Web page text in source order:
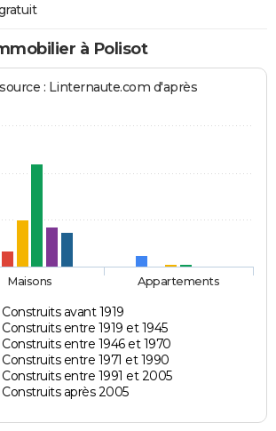
à Polisot
: Linternaute.com d'après
Construits avant 1919
Construits entre 1919 et 1945
Construits entre 1946 et 1970
Construits entre 1971 et 1990
Construits entre 1991 et 2005
Construits après 2005
Maisons Appartements